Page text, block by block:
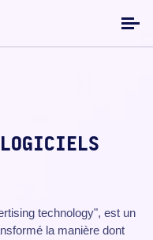
LOGICIELS
technology", est un
la manière dont